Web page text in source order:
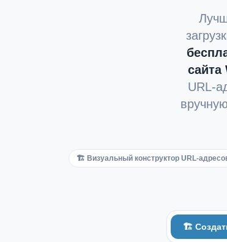
сайта
URL-
🏗 Визуальный конструктор URL-
🏗